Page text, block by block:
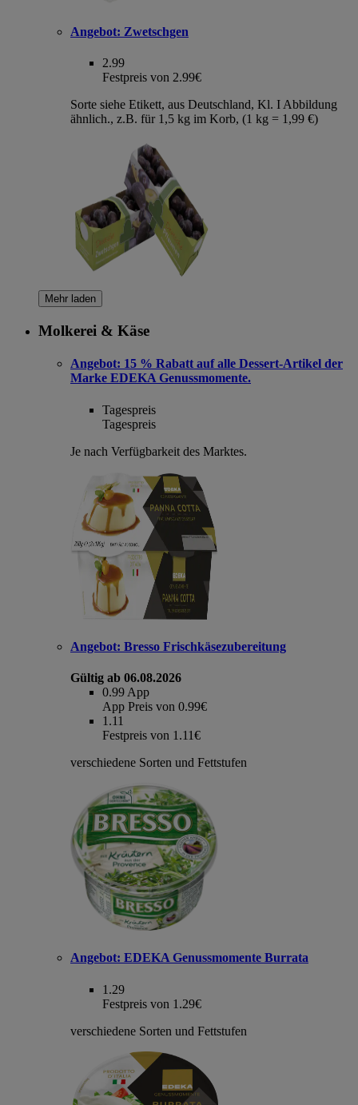
Angebot: Zwetschgen
2.99
Festpreis von 2.99€
Sorte siehe Etikett, aus Deutschland, Kl. I Abbildung
ähnlich., z.B. für 1,5 kg im Korb, (1 kg = 1,99 €)
Mehr laden
Molkerei & Käse
Angebot: 15 % Rabatt auf alle Dessert-Artikel der
Marke EDEKA Genussmomente.
Tagespreis
Tagespreis
Je nach Verfügbarkeit des Marktes.
Angebot: Bresso Frischkäsezubereitung
Gültig ab 06.08.2026
0.99 App
App Preis von 0.99€
1.11
Festpreis von 1.11€
verschiedene Sorten und Fettstufen
Angebot: EDEKA Genussmomente Burrata
1.29
Festpreis von 1.29€
verschiedene Sorten und Fettstufen